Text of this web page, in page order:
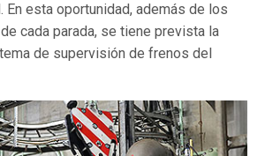
En esta oportunidad, además de los
cada parada, se tiene prevista la
de supervisión de frenos del